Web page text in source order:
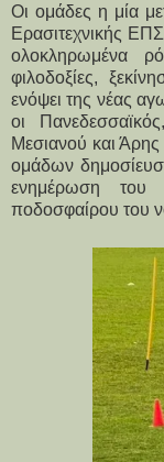
Οι ομάδες η μία
Ερασιτεχνικής
ολοκληρωμένα
φιλοδοξίες,
ενόψει της νέας
οι
Μεσιανού και
ομάδων
ενημέρωση του
ποδοσφαίρου του